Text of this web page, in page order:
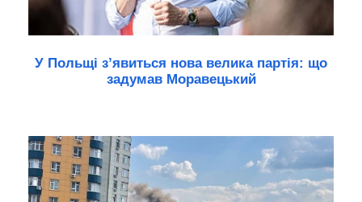
У Польщі з’явиться нова велика партія: що
задумав Моравецький